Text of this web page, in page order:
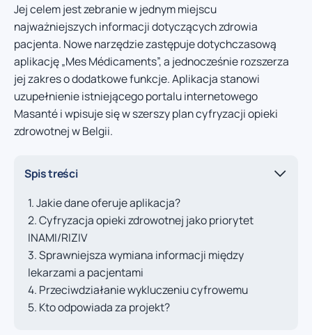
Jej celem jest zebranie w jednym miejscu
najważniejszych informacji dotyczących zdrowia
pacjenta. Nowe narzędzie zastępuje dotychczasową
aplikację „Mes Médicaments”, a jednocześnie rozszerza
jej zakres o dodatkowe funkcje. Aplikacja stanowi
uzupełnienie istniejącego portalu internetowego
Masanté i wpisuje się w szerszy plan cyfryzacji opieki
zdrowotnej w Belgii.
Spis treści
Jakie dane oferuje aplikacja?
Cyfryzacja opieki zdrowotnej jako priorytet
INAMI/RIZIV
Sprawniejsza wymiana informacji między
lekarzami a pacjentami
Przeciwdziałanie wykluczeniu cyfrowemu
Kto odpowiada za projekt?